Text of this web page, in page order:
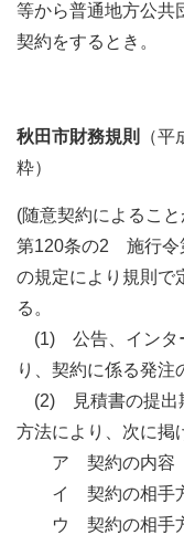
等から普通地方公共
契約をするとき。
秋田市財務規則
（
粋）
(随意契約によるこ
第120条の2 施行令
の規定により規則で
る。
(1) 公告、インタ
り、契約に係る発注
(2) 見積書の提出
方法により、次に掲
ア 契約の内容
イ 契約の相手方
ウ 契約の相手方